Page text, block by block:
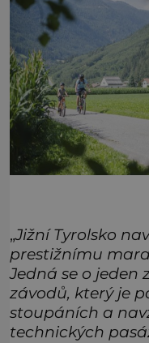
„Jižní Tyrolsko
prestižnímu
Jedná se o jeden
závodů, který je
stoupáních a
technických